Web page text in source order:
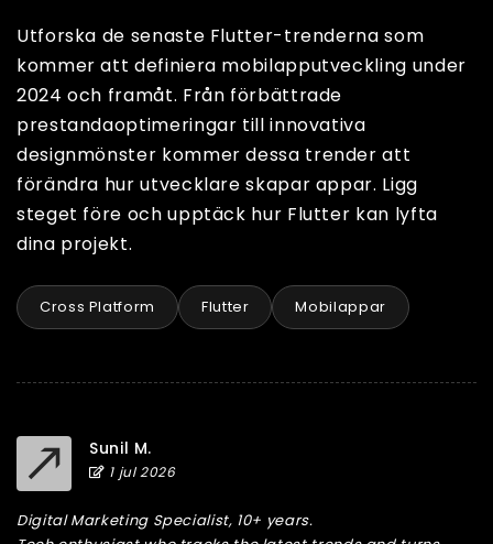
Utforska de senaste Flutter-trenderna som
kommer att definiera mobilapputveckling under
2024 och framåt. Från förbättrade
prestandaoptimeringar till innovativa
designmönster kommer dessa trender att
förändra hur utvecklare skapar appar. Ligg
steget före och upptäck hur Flutter kan lyfta
dina projekt.
Cross Platform Flutter Mobilappar
Sunil M.
1 jul 2026
Digital Marketing Specialist, 10+ years.